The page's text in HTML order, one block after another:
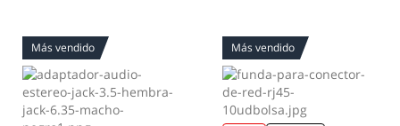
Más vendido Más vendido